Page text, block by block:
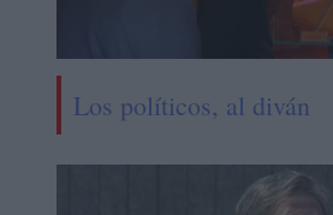
Los políticos, al diván